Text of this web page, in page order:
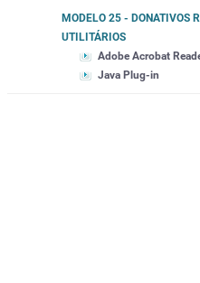
MODELO 25 - DONATIVOS
UTILITÁRIOS
Adobe Acrobat
Java Plug-in